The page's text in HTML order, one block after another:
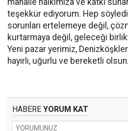
mahalle halkımıza ve katkı
teşekkür ediyorum. Hep
sorunları ertelemeye değil,
kurtarmaya değil, geleceği
Yeni pazar yerimiz,
hayırlı, uğurlu ve bereketli
HABERE YORUM KAT